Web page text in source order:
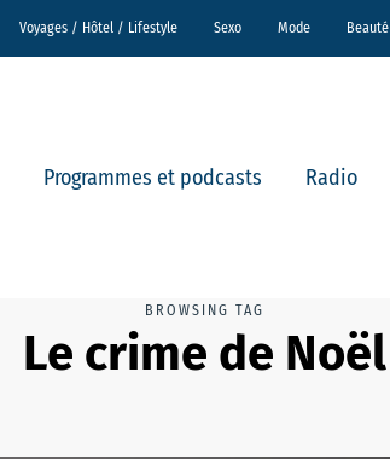
Voyages / Hôtel / Lifestyle Sexo Mode Beauté
Programmes et podcasts Radio
BROWSING TAG
Le crime de Noël